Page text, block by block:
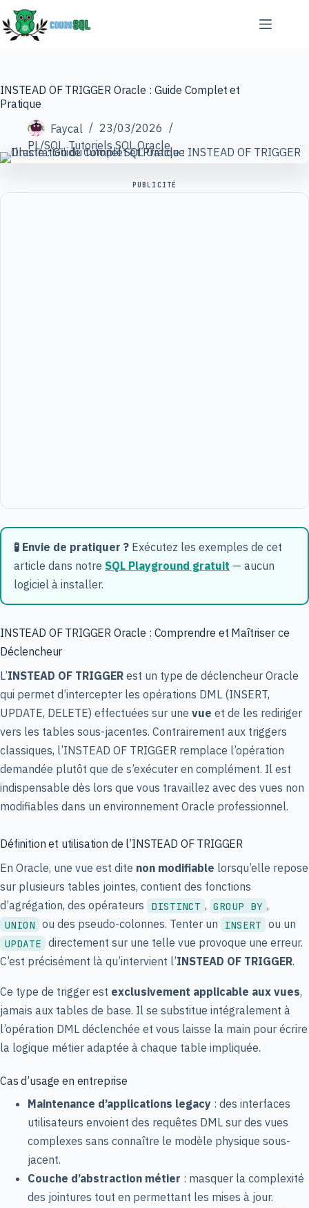
Passer
au
contenu
INSTEAD OF TRIGGER Oracle : Guide Complet et
Pratique
Faycal
23/03/2026
PL/SQL,Tutoriels SQL Oracle
PUBLICITÉ
🧪 Envie de pratiquer ? Exécutez les exemples de cet
article dans notre SQL Playground gratuit — aucun
logiciel à installer.
INSTEAD OF TRIGGER Oracle : Comprendre et Maîtriser ce
Déclencheur
L’INSTEAD OF TRIGGER est un type de déclencheur Oracle
qui permet d’intercepter les opérations DML (INSERT,
UPDATE, DELETE) effectuées sur une vue et de les rediriger
vers les tables sous-jacentes. Contrairement aux triggers
classiques, l’INSTEAD OF TRIGGER remplace l’opération
demandée plutôt que de s’exécuter en complément. Il est
indispensable dès lors que vous travaillez avec des vues non
modifiables dans un environnement Oracle professionnel.
Définition et utilisation de l’INSTEAD OF TRIGGER
En Oracle, une vue est dite non modifiable lorsqu’elle repose
sur plusieurs tables jointes, contient des fonctions
d’agrégation, des opérateurs
DISTINCT , GROUP BY ,
UNION ou des pseudo-colonnes. Tenter un INSERT ou un
UPDATE directement sur une telle vue provoque une erreur.
C’est précisément là qu’intervient l’INSTEAD OF TRIGGER.
Ce type de trigger est exclusivement applicable aux vues,
jamais aux tables de base. Il se substitue intégralement à
l’opération DML déclenchée et vous laisse la main pour écrire
la logique métier adaptée à chaque table impliquée.
Cas d’usage en entreprise
Maintenance d’applications legacy : des interfaces
utilisateurs envoient des requêtes DML sur des vues
complexes sans connaître le modèle physique sous-
jacent.
Couche d’abstraction métier : masquer la complexité
des jointures tout en permettant les mises à jour.